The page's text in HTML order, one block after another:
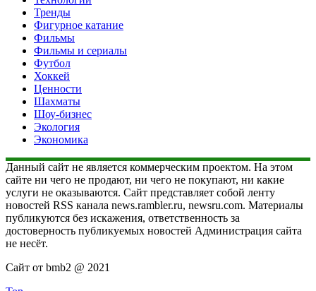
Тренды
Фигурное катание
Фильмы
Фильмы и сериалы
Футбол
Хоккей
Ценности
Шахматы
Шоу-бизнес
Экология
Экономика
Данный сайт не является коммерческим проектом. На этом
сайте ни чего не продают, ни чего не покупают, ни какие
услуги не оказываются. Сайт представляет собой ленту
новостей RSS канала news.rambler.ru, newsru.com. Материалы
публикуются без искажения, ответственность за
достоверность публикуемых новостей Администрация сайта
не несёт.
Сайт от bmb2 @ 2021